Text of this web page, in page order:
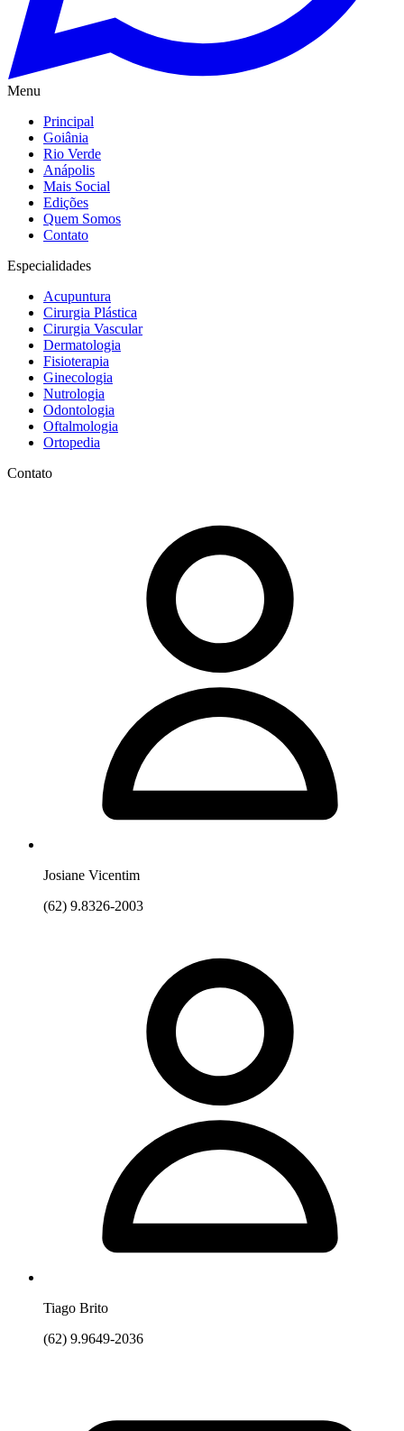
Menu
Principal
Goiânia
Rio Verde
Anápolis
Mais Social
Edições
Quem Somos
Contato
Especialidades
Acupuntura
Cirurgia Plástica
Cirurgia Vascular
Dermatologia
Fisioterapia
Ginecologia
Nutrologia
Odontologia
Oftalmologia
Ortopedia
Contato
Josiane Vicentim
(62) 9.8326-2003
Tiago Brito
(62) 9.9649-2036